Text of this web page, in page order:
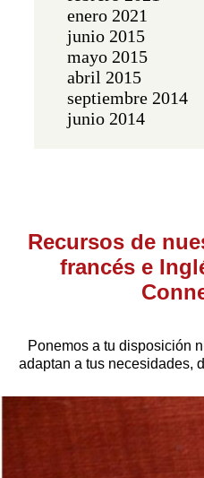
enero 2021
junio 2015
mayo 2015
abril 2015
septiembre 2014
junio 2014
Recursos de
francés e
Ponemos a tu disposición
adaptan a tus necesidades,